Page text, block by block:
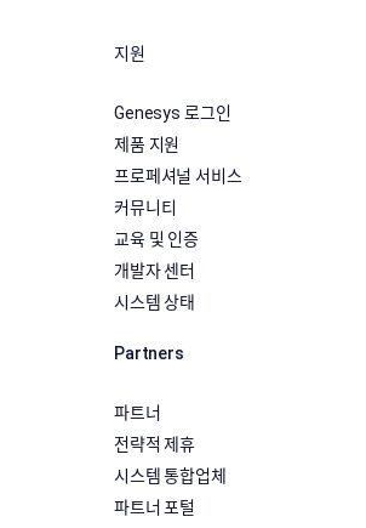
지원
Genesys 로그인
제품 지원
프로페셔널 서비스
커뮤니티
교육 및 인증
개발자 센터
시스템 상태
Partners
파트너
전략적 제휴
시스템 통합업체
파트너 포털